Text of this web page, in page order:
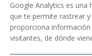
04
Google Analytics es una
que te permite rastrear
proporciona
visitantes, de dónde